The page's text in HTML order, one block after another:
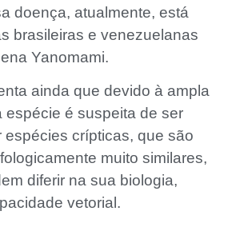
doença, atualmente, está
brasileiras e venezuelanas
Yanomami.
ainda que devido à ampla
espécie é suspeita de ser
espécies crípticas, que são
muito similares,
diferir na sua biologia,
vetorial.